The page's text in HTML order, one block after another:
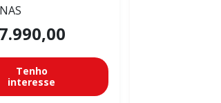
Tenho
interesse